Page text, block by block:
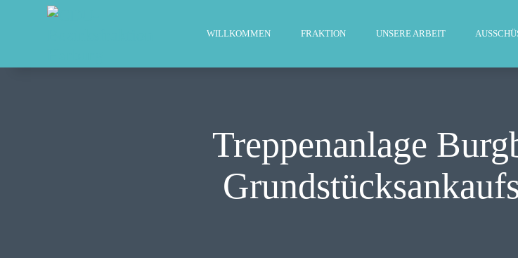
WILLKOMMEN FRAKTION UNSERE ARBEIT
Treppenanlage
AKTUELLES
PRESSE